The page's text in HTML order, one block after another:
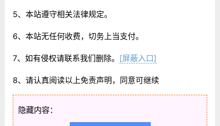
5、本站遵守相关法律规定。
6、本站无任何收费，切务上当支付。
7、如有侵权请联系我们删除。 [屏蔽入口]
8、请认真阅读以上免责声明，同意可继续
隐藏内容：